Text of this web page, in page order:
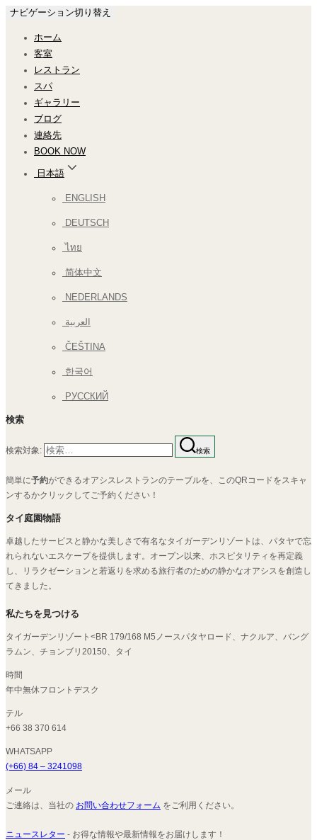
ナビゲーション切り替え
ホーム
客室
レストラン
スパ
ギャラリー
ブログ
連絡先
BOOK NOW
日本語
ENGLISH
DEUTSCH
ไทย
简体中文
NEDERLANDS
العربية
ČEŠTINA
한국어
РУССКИЙ
検索
検索対象: 検索
簡単に予約ができるオアシスレストランのテーブルを、このQRコードをスキャ
ンするかクリックしてご予約ください！
タイ庭園物語
卓越したサービスと静かな美しさで有名なタイガーデンリゾートは、パタヤで忘
れられないエスケープを提供します。オープン以来、ホスピタリティを再定義
し、リラクゼーションと若返りを求める旅行者のための静かなオアシスを創造し
てきました。
私たちを見つける
タイガーデンリゾート<BR 179/168 M5ノースパタヤロード、ナクルア、バング
ラムン、チョンブリ20150、タイ
時間
年中無休フロントデスク
テル
+66 38 370 614
WHATSAPP
(+66) 84 – 3241098
メール
ご連絡は、当社の お問い合わせフォーム をご利用ください。
ニュースレター - お得な情報や最新情報をお届けします！